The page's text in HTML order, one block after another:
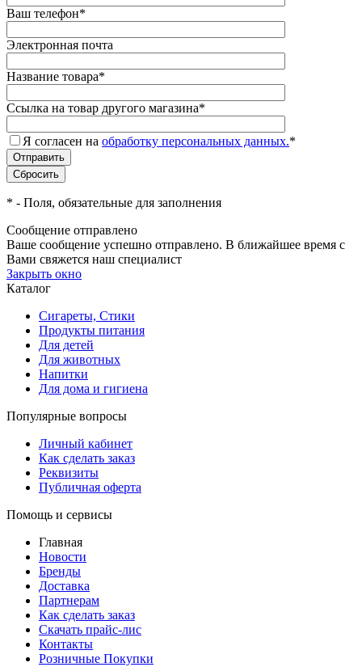
Ваш телефон*
Электронная почта
Название товара*
Ссылка на товар другого магазина*
Я согласен на обработку персональных данных.*
* - Поля, обязательные для заполнения
Сообщение отправлено
Ваше сообщение успешно отправлено. В ближайшее время с
Вами свяжется наш специалист
Закрыть окно
Каталог
Сигареты, Стики
Продукты питания
Для детей
Для животных
Напитки
Для дома и гигиена
Популярные вопросы
Личный кабинет
Как сделать заказ
Реквизиты
Публичная оферта
Помощь и сервисы
Главная
Новости
Бренды
Доставка
Партнерам
Как сделать заказ
Скачать прайс-лис
Контакты
Розничные Покупки